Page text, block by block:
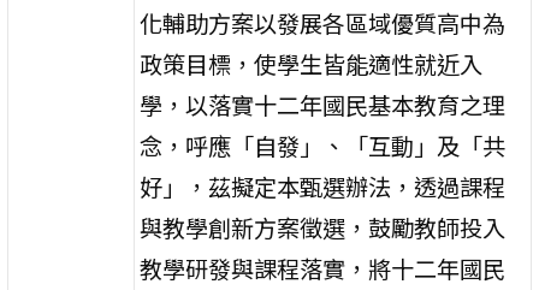
化輔助方案以發展各區域優質高中為
政策目標，使學生皆能適性就近入
學，以落實十二年國民基本教育之理
念，呼應「自發」、「互動」及「共
好」，茲擬定本甄選辦法，透過課程
與教學創新方案徵選，鼓勵教師投入
教學研發與課程落實，將十二年國民